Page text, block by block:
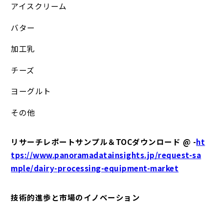
アイスクリーム
バター
加工乳
チーズ
ヨーグルト
その他
リサーチレポートサンプル＆TOCダウンロード @ -ht
tps://www.panoramadatainsights.jp/request-sa
mple/dairy-processing-equipment-market
技術的進歩と市場のイノベーション